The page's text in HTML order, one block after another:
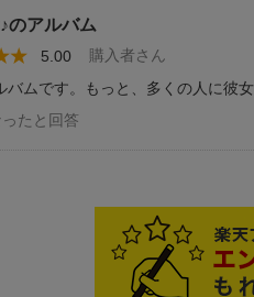
のアルバム
購入者さん
5.00
バムです。もっと、多くの人に彼
たと回答